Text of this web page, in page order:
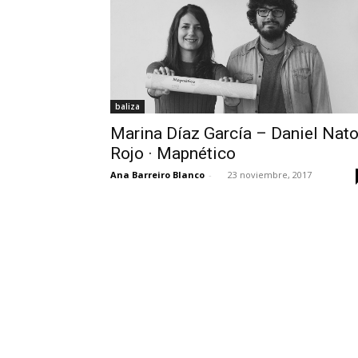
baliza
Marina Díaz García – Daniel
Rojo · Mapnético
Ana Barreiro Blanco - 23 noviembre, 2017